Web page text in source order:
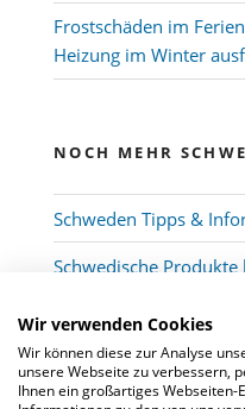
Frostschäden im
Heizung im Winter
NOCH MEHR
Schweden Tipps &
Schwedische
Wir verwenden Cookies
Wir können diese zur Analyse
unsere Webseite zu verbessern,
Ihnen ein großartiges Webseiten-